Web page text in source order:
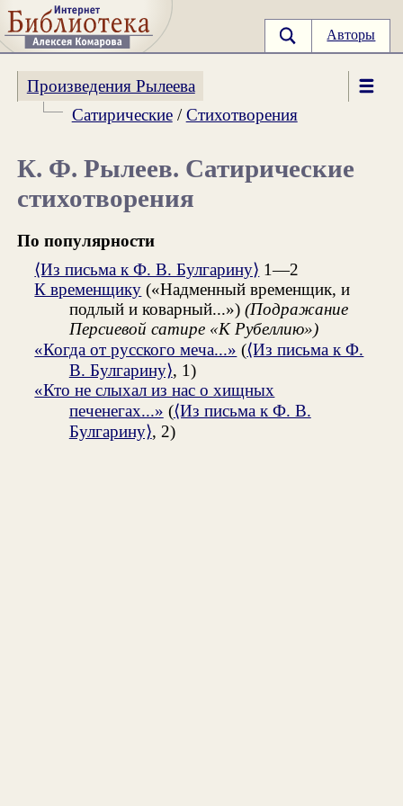
Авторы
Произведения Рылеева
Сатирические/Стихотворения
К. Ф. Рылеев. Сатирические
стихотворения
По популярности
⟨Из письма к Ф. В. Булгарину⟩ 1—2
К временщику («Надменный временщик, и
подлый и коварный...») (Подражание
Персиевой сатире «К Рубеллию»)
«Когда от русского меча...» (⟨Из письма к Ф.
В. Булгарину⟩, 1)
«Кто не слыхал из нас о хищных
печенегах...» (⟨Из письма к Ф. В.
Булгарину⟩, 2)